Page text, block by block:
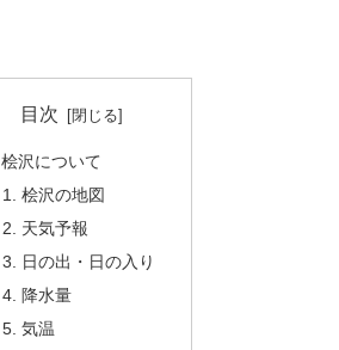
目次
桧沢について
桧沢の地図
天気予報
日の出・日の入り
降水量
気温